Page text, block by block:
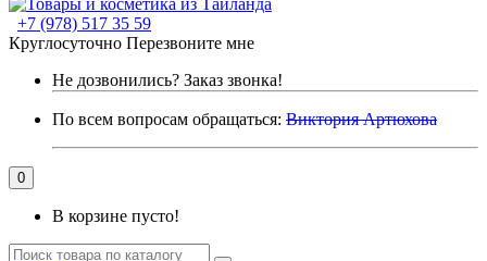
+7 (978) 517 35 59
Круглосуточно Перезвоните мне
Не дозвонились? Заказ звонка!
По всем вопросам обращаться: Виктория Артюхова
0
В корзине пусто!